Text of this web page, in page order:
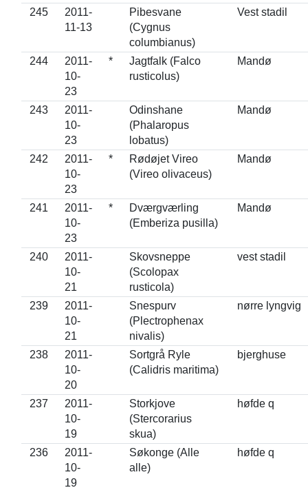
245
2011-
11-13
Pibesvane
(Cygnus
columbianus)
Vest stadil
244
2011-
10-
23
*
Jagtfalk (Falco
rusticolus)
Mandø
243
2011-
10-
23
Odinshane
(Phalaropus
lobatus)
Mandø
242
2011-
10-
23
*
Rødøjet Vireo
(Vireo olivaceus)
Mandø
241
2011-
10-
23
*
Dværgværling
(Emberiza pusilla)
Mandø
240
2011-
10-
21
Skovsneppe
(Scolopax
rusticola)
vest stadil
239
2011-
10-
21
Snespurv
(Plectrophenax
nivalis)
nørre lyngvig
238
2011-
10-
20
Sortgrå Ryle
(Calidris maritima)
bjerghuse
237
2011-
10-
19
Storkjove
(Stercorarius
skua)
høfde q
236
2011-
10-
19
Søkonge (Alle
alle)
høfde q